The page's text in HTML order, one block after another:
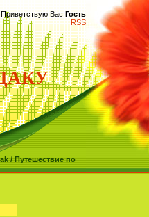
Приветствую Вас Гость
RSS
/ Путешествие по